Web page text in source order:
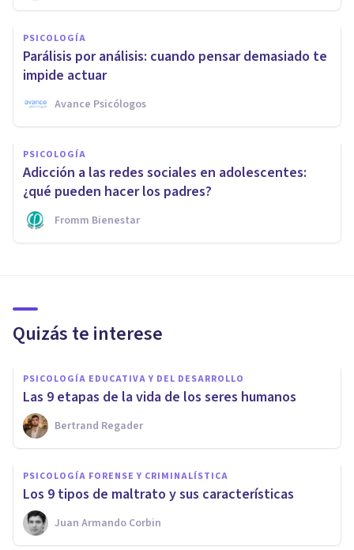
PSICOLOGÍA
Parálisis por análisis: cuando pensar demasiado te
impide actuar
Avance Psicólogos
PSICOLOGÍA
Adicción a las redes sociales en adolescentes:
¿qué pueden hacer los padres?
Fromm Bienestar
Quizás te interese
PSICOLOGÍA EDUCATIVA Y DEL DESARROLLO
Las 9 etapas de la vida de los seres humanos
Bertrand Regader
PSICOLOGÍA FORENSE Y CRIMINALÍSTICA
​Los 9 tipos de maltrato y sus características
Juan Armando Corbin